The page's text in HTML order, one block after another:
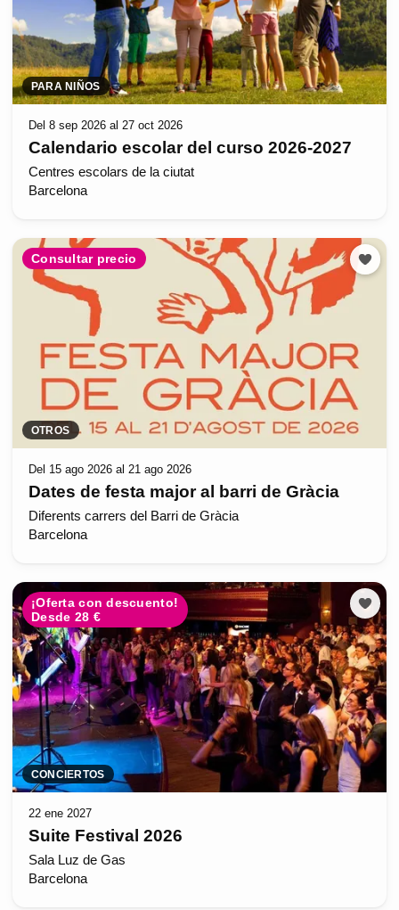
PARA NIÑOS
Del 8 sep 2026 al 27 oct 2026
Calendario escolar del curso 2026-2027
Centres escolars de la ciutat
Barcelona
Consultar precio
OTROS
Del 15 ago 2026 al 21 ago 2026
Dates de festa major al barri de Gràcia
Diferents carrers del Barri de Gràcia
Barcelona
¡Oferta con descuento!
Desde 28 €
CONCIERTOS
22 ene 2027
Suite Festival 2026
Sala Luz de Gas
Barcelona